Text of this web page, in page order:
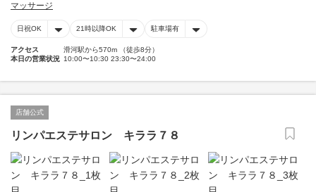
マッサージ
日祝OK 21時以降OK 駐車場有
アクセス
滑河駅から570m （徒歩8分）
本日の営業状況 10:00〜10:30 23:30〜24:00
店舗公式
リンパエステサロン キララ７８